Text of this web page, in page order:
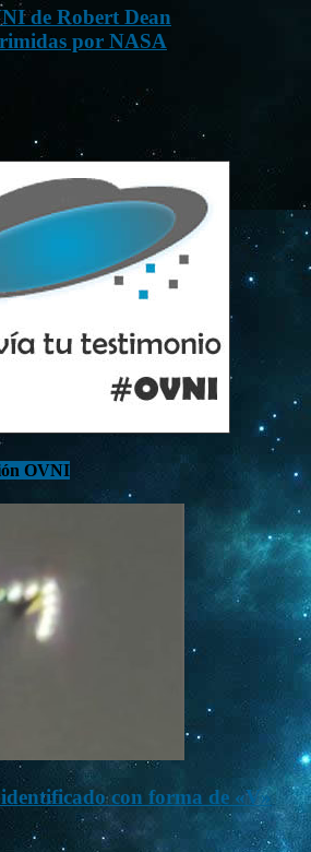
de Robert Dean
por NASA
OVNI
con forma de «V»